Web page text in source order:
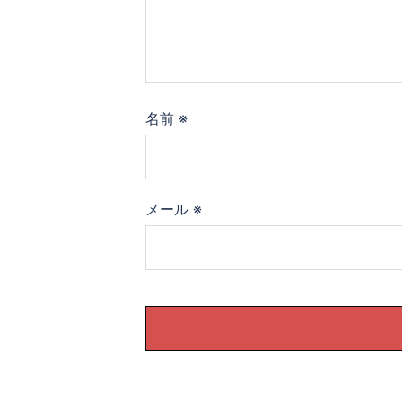
名前 ※
メール ※